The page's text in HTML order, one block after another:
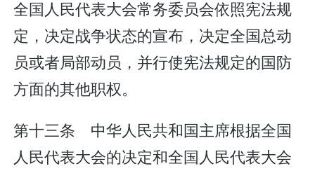
全国人民代表大会常务委员会依照宪法规
定，决定战争状态的宣布，决定全国总动
员或者局部动员，并行使宪法规定的国防
方面的其他职权。
第十三条 中华人民共和国主席根据全国
人民代表大会的决定和全国人民代表大会